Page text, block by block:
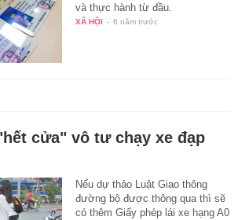
và thực hành từ đầu.
XÃ HỘI - 6 năm trước
cửa" vô tư chạy xe đạp
Nếu dự thảo Luật Giao thông
đường bộ được thông qua thì sẽ
có thêm Giấy phép lái xe hạng A0